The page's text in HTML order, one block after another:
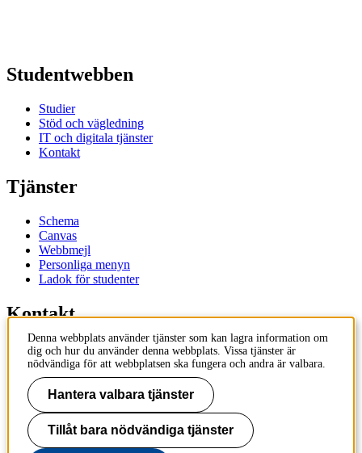
Studentwebben
Studier
Stöd och vägledning
IT och digitala tjänster
Kontakt
Tjänster
Schema
Canvas
Webbmejl
Personliga menyn
Ladok för studenter
Kontakt
Kontakta utbildningsprogram
Kontakta kurs
IT-support
KTH Entré
KTH
100 44 Stockholm
Denna webbplats använder tjänster som kan lagra information om
dig och hur du använder denna webbplats. Vissa tjänster är
nödvändiga för att webbplatsen ska fungera och andra är valbara.
Hantera valbara tjänster
Tillåt bara nödvändiga tjänster